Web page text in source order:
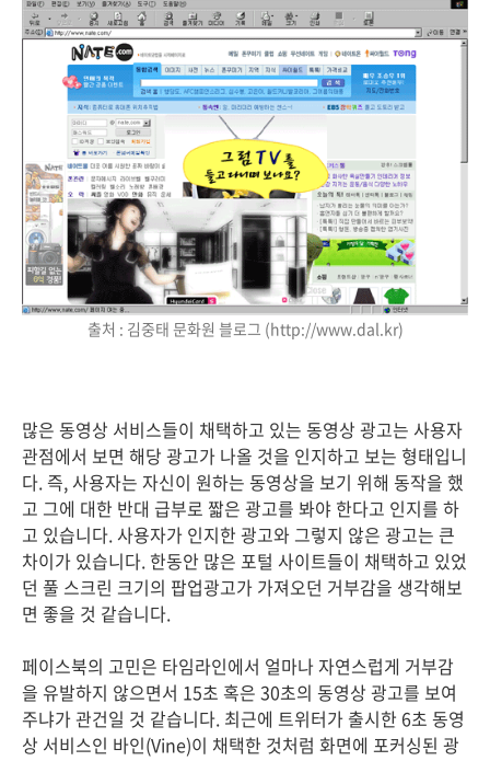
출처 : 김중태 문화원 블로그 (http://www.dal.kr)
많은 동영상 서비스들이 채택하고 있는 동영상 광고는 사용자
관점에서 보면 해당 광고가 나올 것을 인지하고 보는 형태입니
다. 즉, 사용자는 자신이 원하는 동영상을 보기 위해 동작을 했
고 그에 대한 반대 급부로 짧은 광고를 봐야 한다고 인지를 하
고 있습니다. 사용자가 인지한 광고와 그렇지 않은 광고는 큰
차이가 있습니다. 한동안 많은 포털 사이트들이 채택하고 있었
던 풀 스크린 크기의 팝업광고가 가져오던 거부감을 생각해보
면 좋을 것 같습니다.
페이스북의 고민은 타임라인에서 얼마나 자연스럽게 거부감
을 유발하지 않으면서 15초 혹은 30초의 동영상 광고를 보여
주냐가 관건일 것 같습니다. 최근에 트위터가 출시한 6초 동영
상 서비스인 바인(Vine)이 채택한 것처럼 화면에 포커싱된 광